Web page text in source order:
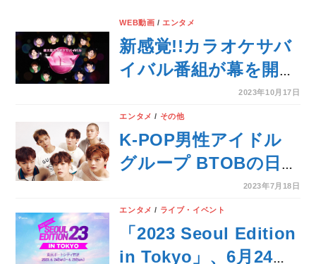
WEB動画 / エンタメ
新感覚!!カラオケサバ
イバル番組が幕を開け
るウヨン(2PM)、ウン
グァン(BTOB)がプロ
デューサーとして参
加！「超大型カラオケ
サバイバル 〈VS〉」
10/20(金) 日韓同時放
送・配信が決定‼
2023年10月17日
エンタメ / その他
K-POP男性アイドル
グループ BTOBの日本
オフィシャルファンク
ラブが7月18日リニュ
ーアルオープン！
2023年7月18日
エンタメ / ライブ・イベント
「2023 Seoul Edition
in Tokyo」、6月24日